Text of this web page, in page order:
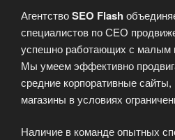
АгентствоSEO Flash
специалистов по СЕО
успешно работающих с малым
Мы умеем эффективно
средние корпоративные
магазины в условиях
Наличие в команде опытных